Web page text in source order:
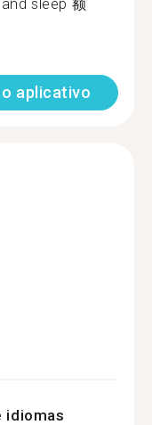
sleep 额
o aplicativo
idiomas